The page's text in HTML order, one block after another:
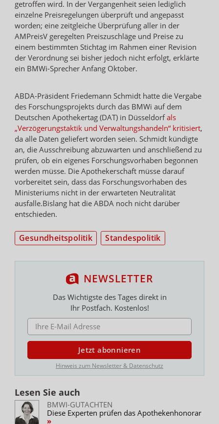
getroffen wird. In der Vergangenheit seien lediglich
einzelne Preisregelungen überprüft und angepasst
worden; eine zeitgleiche Überprüfung aller in der
AMPreisV geregelten Preiszuschläge und Preise zu
einem bestimmten Stichtag im Rahmen einer Revision
der Verordnung sei bisher jedoch nicht erfolgt, erklärte
ein BMWi-Sprecher Anfang Oktober.
ABDA-Präsident Friedemann Schmidt hatte die Vergabe
des Forschungsprojekts durch das BMWi auf dem
Deutschen Apothekertag (DAT) in Düsseldorfals
„Verzögerungstaktik und Verwaltungshandeln“ kritisiert,
da alle Daten geliefert worden seien. Schmidt kündigte
an, die Ausschreibung abzuwarten und anschließend zu
prüfen, ob ein eigenes Forschungsvorhaben begonnen
werden müsse. Die Apothekerschaft müsse darauf
vorbereitet sein, dass das Forschungsvorhaben des
Ministeriums nicht in der erwarteten Neutralität
ausfalle.Bislang hat die ABDA noch nicht darüber
entschieden.
Gesundheitspolitik Standespolitik
NEWSLETTER
Das Wichtigste des Tages direkt in
Ihr Postfach. Kostenlos!
E-MAIL ADRESSE
Jetzt abonnieren
Hinweis zum Newsletter & Datenschutz
Lesen Sie auch
BMWI-GUTACHTEN
Diese Experten prüfen das Apothekenhonorar